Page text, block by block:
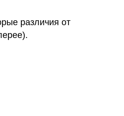
различия от